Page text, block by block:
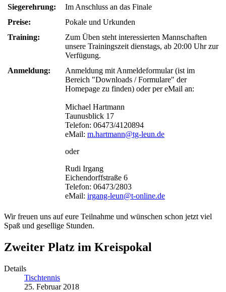
Siegerehrung:
Im Anschluss an das Finale
Preise:
Pokale und Urkunden
Training:
Zum Üben steht interessierten Mannschaften
unsere Trainingszeit dienstags, ab 20:00 Uhr zur
Verfügung.
Anmeldung:
Anmeldung mit Anmeldeformular (ist im
Bereich "Downloads / Formulare" der
Homepage zu finden) oder per eMail an:
Michael Hartmann
Taunusblick 17
Telefon: 06473/4120894
eMail: m.hartmann@tg-leun.de
oder
Rudi Irgang
Eichendorffstraße 6
Telefon: 06473/2803
eMail: irgang-leun@t-online.de
Wir freuen uns auf eure Teilnahme und wünschen schon jetzt viel
Spaß und gesellige Stunden.
Zweiter Platz im Kreispokal
Details
Tischtennis
25. Februar 2018